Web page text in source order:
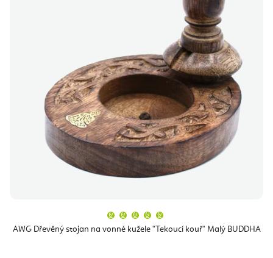
AWG Dřevěný stojan na vonné kužele "Tekoucí kouř" Malý BUDDHA
produktu
je